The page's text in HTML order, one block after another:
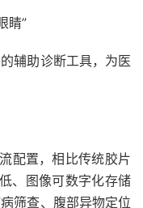
睛”
辅助诊断工具，为医
置，相比传统胶片
、图像可数字化存储
筛查、腹部异物定位